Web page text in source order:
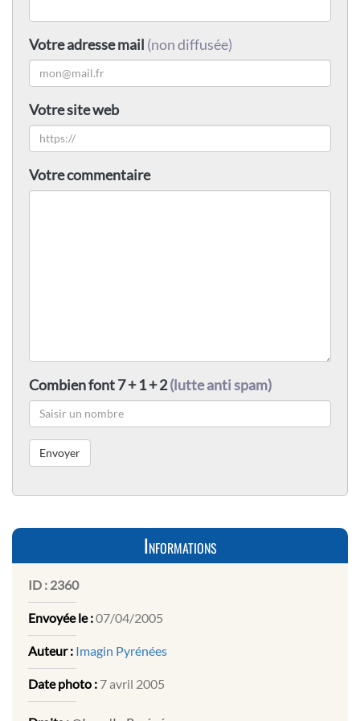
Votre adresse mail (non diffusée)
Votre site web
Votre commentaire
Combien font 7 + 1 + 2(lutte anti spam)
Informations
ID : 2360
Envoyée le :07/04/2005
Auteur : Imagin Pyrénées
Date photo : 7 avril 2005